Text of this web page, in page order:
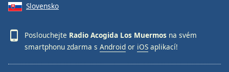
Slovensko
Poslouchejte Radio Acogida Los Muermos na svém
smartphonu zdarma s Android or iOS aplikací!